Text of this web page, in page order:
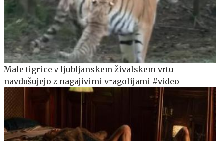
Male tigrice v ljubljanskem živalskem vrtu
navdušujejo z nagajivimi vragolijami #video